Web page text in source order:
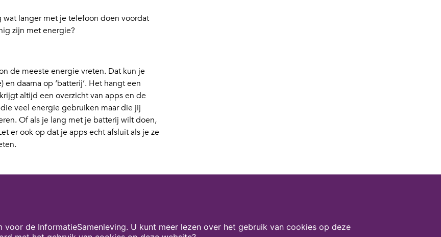
langer met je telefoon doen voordat
zijn met energie?
de meeste energie vreten. Dat kun je
daarna op ‘batterij’. Het hangt een
altijd een overzicht van apps en de
veel energie gebruiken maar die jij
Of als je lang met je batterij wilt doen,
er ook op dat je apps echt afsluit als je ze
Verder vind je onder ‘instellingen’ op
of een spaarstand die je kunt activeren.
de InformatieSamenleving. U kunt meer lezen over het gebruik van cookies op deze